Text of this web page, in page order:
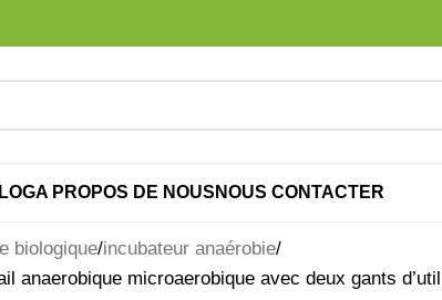
A PROPOS DE NOUS NOUS CONTACTER
biologique incubateur anaérobie
anaerobique microaerobique avec deux gants